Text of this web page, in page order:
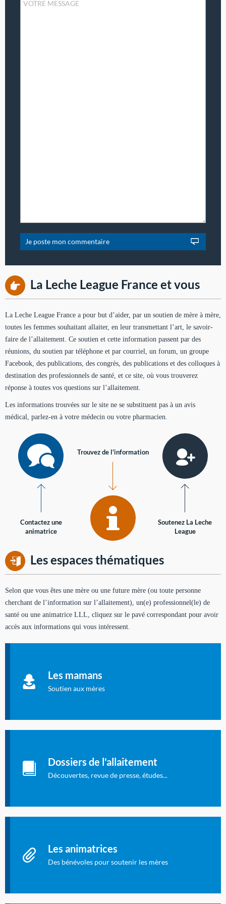
La Leche League France et vous
La Leche League France a pour but d’aider, par un soutien de mère à mère,
toutes les femmes souhaitant allaiter, en leur transmettant l’art, le savoir-
faire de l’allaitement. Ce soutien et cette information passent par des
réunions, du soutien par téléphone et par courriel, un forum, un groupe
Facebook, des publications, des congrès, des publications et des colloques à
destination des professionnels de santé, et ce site, où vous trouverez
réponse à toutes vos questions sur l’allaitement.
Les informations trouvées sur le site ne se substituent pas à un avis
médical, parlez-en à votre médecin ou votre pharmacien.
Contactez une
animatrice
Trouvez de l'information
Soutenez La Leche
League
Les espaces thématiques
Selon que vous êtes une mère ou une future mère (ou toute personne
cherchant de l’information sur l’allaitement), un(e) professionnel(le) de
santé ou une animatrice LLL, cliquez sur le pavé correspondant pour avoir
accès aux informations qui vous intéressent.
Les mamans
Soutien aux mères
à allaiter et vous informer : toutes les rubriques qui
concernent l'allaitement.
Dossiers de l'allaitement
Découvertes, revue de presse, études...
dernières études sur l'allaitement publiées dans la presse
internationale.
Les animatrices
Des bénévoles pour soutenir les mères